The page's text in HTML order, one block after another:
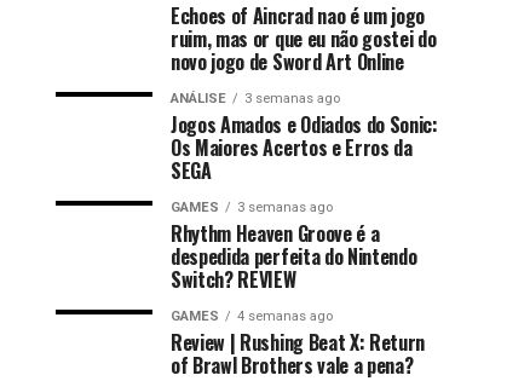
Echoes of Aincrad nao é um jogo
ruim, mas or que eu não gostei do
novo jogo de Sword Art Online
ANÁLISE 3 semanas ago
Jogos Amados e Odiados do Sonic:
Os Maiores Acertos e Erros da
SEGA
GAMES 3 semanas ago
Rhythm Heaven Groove é a
despedida perfeita do Nintendo
Switch? REVIEW
GAMES 4 semanas ago
Review | Rushing Beat X: Return
of Brawl Brothers vale a pena?